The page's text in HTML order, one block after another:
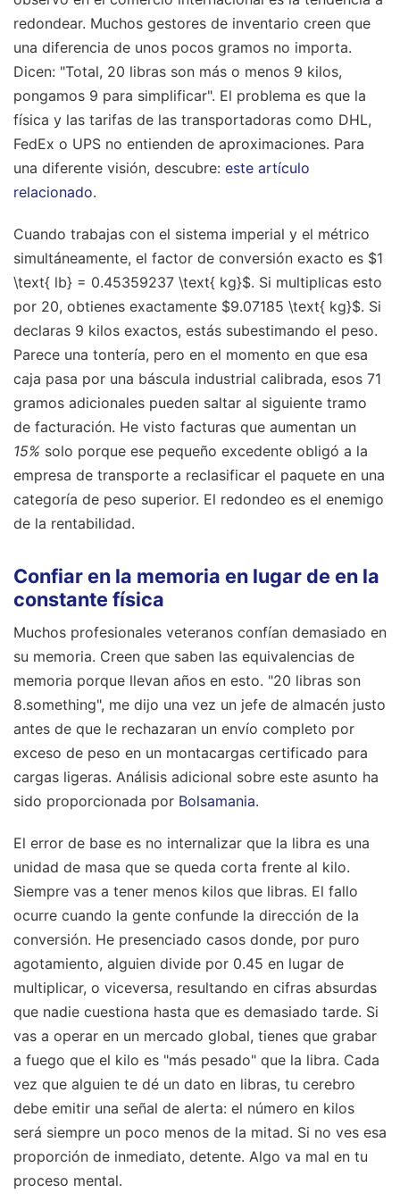
redondear. Muchos gestores de inventario creen que
una diferencia de unos pocos gramos no importa.
Dicen: "Total, 20 libras son más o menos 9 kilos,
pongamos 9 para simplificar". El problema es que la
física y las tarifas de las transportadoras como DHL,
FedEx o UPS no entienden de aproximaciones. Para
una diferente visión, descubre: este artículo
relacionado.
Cuando trabajas con el sistema imperial y el métrico
simultáneamente, el factor de conversión exacto es $1
\text{ lb} = 0.45359237 \text{ kg}$. Si multiplicas esto
por 20, obtienes exactamente $9.07185 \text{ kg}$. Si
declaras 9 kilos exactos, estás subestimando el peso.
Parece una tontería, pero en el momento en que esa
caja pasa por una báscula industrial calibrada, esos 71
gramos adicionales pueden saltar al siguiente tramo
de facturación. He visto facturas que aumentan un
15% solo porque ese pequeño excedente obligó a la
empresa de transporte a reclasificar el paquete en una
categoría de peso superior. El redondeo es el enemigo
de la rentabilidad.
Confiar en la memoria en lugar de en la
constante física
Muchos profesionales veteranos confían demasiado en
su memoria. Creen que saben las equivalencias de
memoria porque llevan años en esto. "20 libras son
8.something", me dijo una vez un jefe de almacén justo
antes de que le rechazaran un envío completo por
exceso de peso en un montacargas certificado para
cargas ligeras. Análisis adicional sobre este asunto ha
sido proporcionada por Bolsamania.
El error de base es no internalizar que la libra es una
unidad de masa que se queda corta frente al kilo.
Siempre vas a tener menos kilos que libras. El fallo
ocurre cuando la gente confunde la dirección de la
conversión. He presenciado casos donde, por puro
agotamiento, alguien divide por 0.45 en lugar de
multiplicar, o viceversa, resultando en cifras absurdas
que nadie cuestiona hasta que es demasiado tarde. Si
vas a operar en un mercado global, tienes que grabar
a fuego que el kilo es "más pesado" que la libra. Cada
vez que alguien te dé un dato en libras, tu cerebro
debe emitir una señal de alerta: el número en kilos
será siempre un poco menos de la mitad. Si no ves esa
proporción de inmediato, detente. Algo va mal en tu
proceso mental.